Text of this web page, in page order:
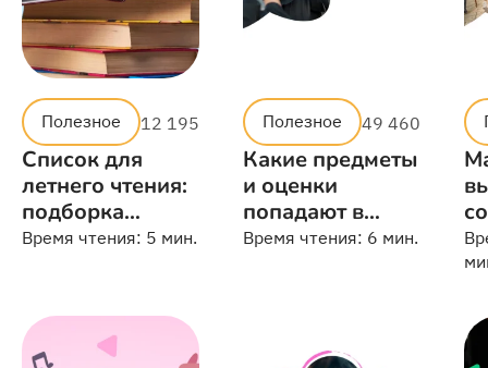
Полезное 12 195
Список для
летнего чтения:
подборка
небанальных
Время чтения: 5 мин.
Полезное 49 460
Какие предметы
и оценки
попадают в
аттестат
Время чтения: 6 мин.